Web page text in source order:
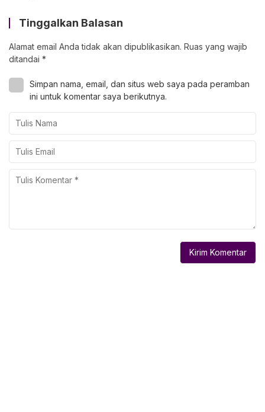
Tinggalkan Balasan
Alamat email Anda tidak akan dipublikasikan. Ruas yang wajib
ditandai *
Simpan nama, email, dan situs web saya pada peramban
ini untuk komentar saya berikutnya.